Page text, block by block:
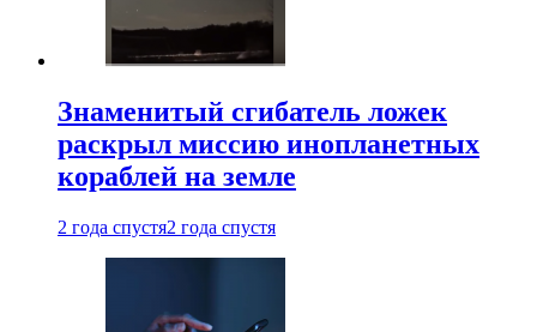
Знаменитый сгибатель ложек
раскрыл миссию инопланетных
кораблей на земле
2 года спустя2 года спустя